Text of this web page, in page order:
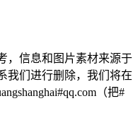
，信息和图片素材来源于
我们进行删除，我们将在
（把#